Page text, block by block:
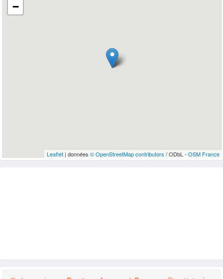
−
Leaflet| données © OpenStreetMap contributors / ODbL - OSM France